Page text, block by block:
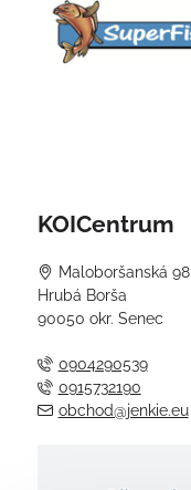
KOICentrum
Maloboršanská 98
Hrubá Borša
90050 okr. Senec
0904290539
0915732190
obchod@jenkie.eu